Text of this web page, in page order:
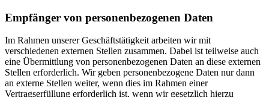
Empfänger von personenbezogenen Daten
Im Rahmen unserer Geschäftstätigkeit arbeiten wir mit
verschiedenen externen Stellen zusammen. Dabei ist teilweise auch
eine Übermittlung von personenbezogenen Daten an diese externen
Stellen erforderlich. Wir geben personenbezogene Daten nur dann
an externe Stellen weiter, wenn dies im Rahmen einer
Vertragserfüllung erforderlich ist, wenn wir gesetzlich hierzu